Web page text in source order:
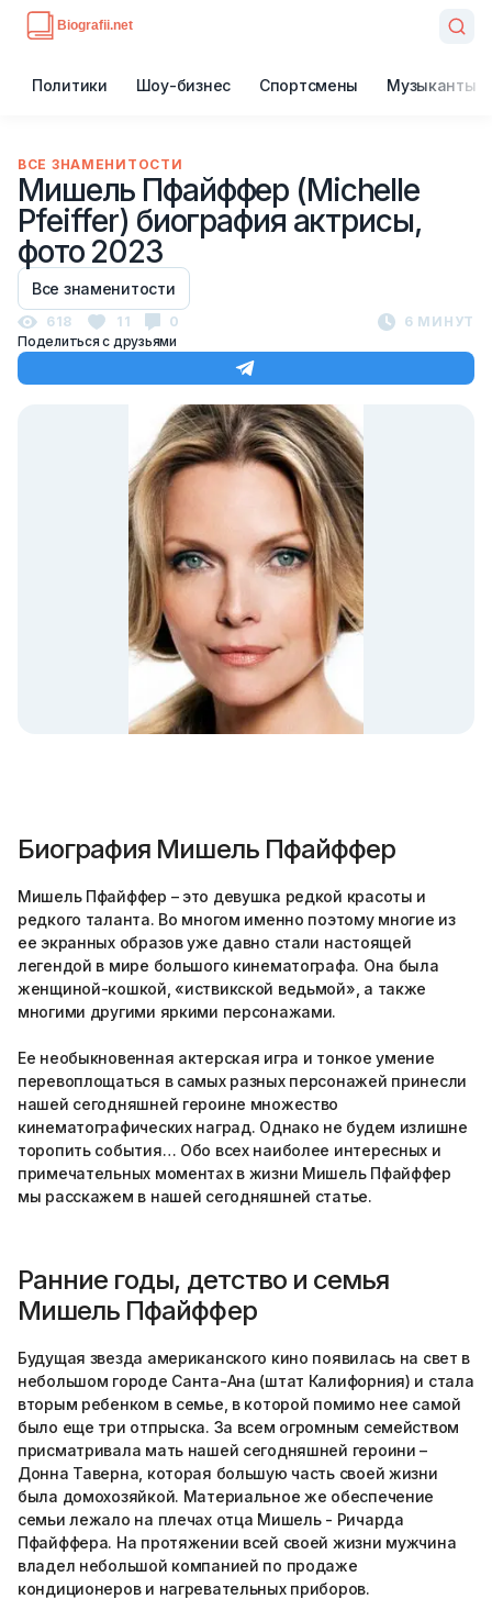
Политики Шоу-бизнес Спортсмены Музыканты
ВСЕ ЗНАМЕНИТОСТИ
Мишель Пфайффер (Michelle
Pfeiffer) биография актрисы,
фото 2023
Все знаменитости
618 11 0
6 МИНУТ
Поделиться с друзьями
Биография Мишель Пфайффер
Мишель Пфайффер – это девушка редкой красоты и
редкого таланта. Во многом именно поэтому многие из
ее экранных образов уже давно стали настоящей
легендой в мире большого кинематографа. Она была
женщиной-кошкой, «иствикской ведьмой», а также
многими другими яркими персонажами.
Ее необыкновенная актерская игра и тонкое умение
перевоплощаться в самых разных персонажей принесли
нашей сегодняшней героине множество
кинематографических наград. Однако не будем излишне
торопить события… Обо всех наиболее интересных и
примечательных моментах в жизни Мишель Пфайффер
мы расскажем в нашей сегодняшней статье.
Ранние годы, детство и семья
Мишель Пфайффер
Будущая звезда американского кино появилась на свет в
небольшом городе Санта-Ана (штат Калифорния) и стала
вторым ребенком в семье, в которой помимо нее самой
было еще три отпрыска. За всем огромным семейством
присматривала мать нашей сегодняшней героини –
Донна Таверна, которая большую часть своей жизни
была домохозяйкой. Материальное же обеспечение
семьи лежало на плечах отца Мишель - Ричарда
Пфайффера. На протяжении всей своей жизни мужчина
владел небольшой компанией по продаже
кондиционеров и нагревательных приборов.